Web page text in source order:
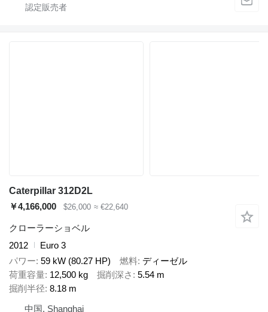
Caterpillar 312D2L
￥4,166,000
$26,000 ≈ €22,640
クローラーショベル
2012
Euro 3
パワー 59 kW (80.27 HP) 燃料 ディーゼル
荷重容量 12,500 kg 掘削深さ
5.54 m
掘削半径 8.18 m
中国, Shanghai